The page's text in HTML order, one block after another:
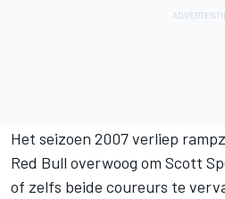
Het seizoen 2007 verliep
Red Bull overwoog om Scott
of zelfs beide coureurs te